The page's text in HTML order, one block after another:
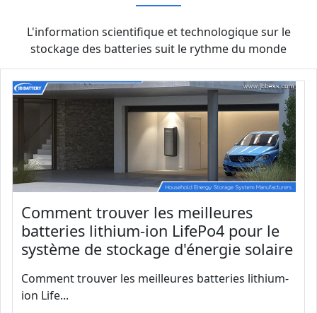
L'information scientifique et technologique sur le
stockage des batteries suit le rythme du monde
Comment trouver les meilleures
batteries lithium-ion LifePo4 pour le
système de stockage d'énergie solaire
Comment trouver les meilleures batteries lithium-
ion Life...